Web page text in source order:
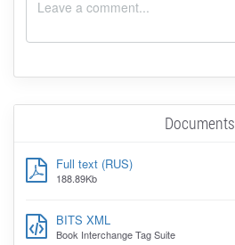
Documents
Full text (RUS)
188.89Kb
BITS XML
Book Interchange Tag Suite